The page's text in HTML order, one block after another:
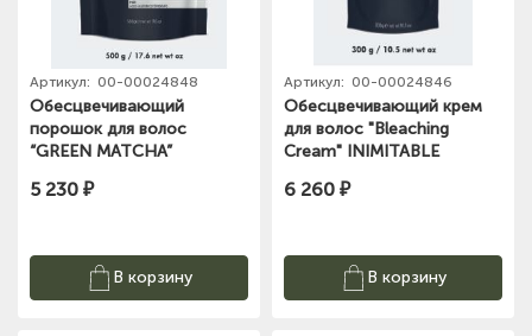
Артикул: 00-00024848
Обесцвечивающий
порошок для волос
“GREEN MATCHA”
гр Hair company
5 230 ₽
В корзину
Артикул: 00-00024846
Обесцвечивающий крем
для волос "Bleaching
Cream" INIMITABLE
company
6 260 ₽
В корзину